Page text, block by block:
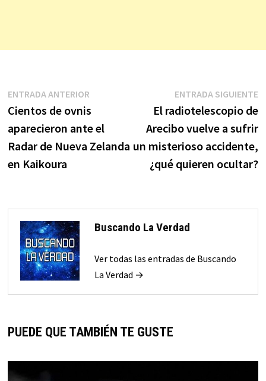
Navegación
de
entradas
ENTRADA ANTERIOREntrada
anterior:
Cientos de ovnis
aparecieron ante el
Radar de Nueva Zelanda
en Kaikoura
ENTRADA SIGUIENTE
El radiotelescopio de
Arecibo vuelve a sufrir
un misterioso accidente,
¿qué quieren ocultar?
Buscando La Verdad
Ver todas las entradas de Buscando
La Verdad →
PUEDE QUE TAMBIÉN TE GUSTE